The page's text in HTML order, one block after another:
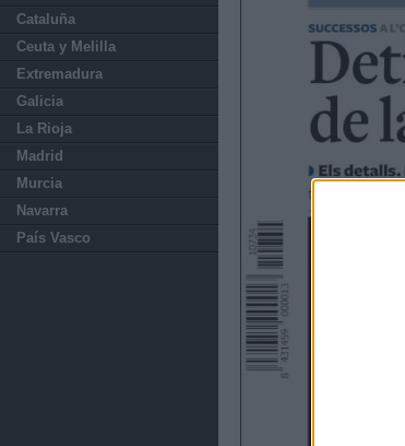
Cataluña
Ceuta y Melilla
Extremadura
Galicia
La Rioja
Madrid
Murcia
Navarra
País Vasco